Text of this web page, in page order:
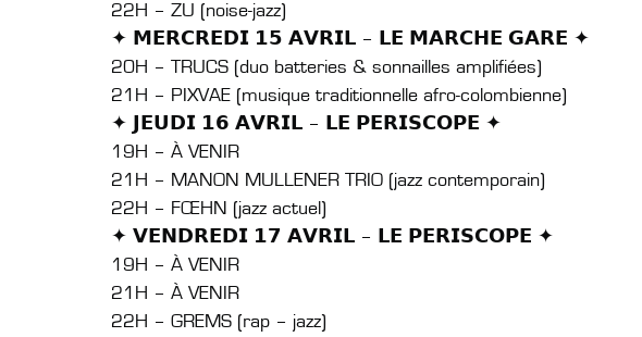
22H – ZU (noise-jazz)
✦ 𝗠𝗘𝗥𝗖𝗥𝗘𝗗𝗜 𝟭𝟱 𝗔𝗩𝗥𝗜𝗟 – 𝗟𝗘 𝗠𝗔𝗥𝗖𝗛𝗘 𝗚𝗔𝗥𝗘 ✦
20H – TRUCS (duo batteries & sonnailles amplifiées)
21H – PIXVAE (musique traditionnelle afro-colombienne)
✦ 𝗝𝗘𝗨𝗗𝗜 𝟭𝟲 𝗔𝗩𝗥𝗜𝗟 – 𝗟𝗘 𝗣𝗘𝗥𝗜𝗦𝗖𝗢𝗣𝗘 ✦
19H – À VENIR
21H – MANON MULLENER TRIO (jazz contemporain)
22H – FŒHN (jazz actuel)
✦ 𝗩𝗘𝗡𝗗𝗥𝗘𝗗𝗜 𝟭𝟳 𝗔𝗩𝗥𝗜𝗟 – 𝗟𝗘 𝗣𝗘𝗥𝗜𝗦𝗖𝗢𝗣𝗘 ✦
19H – À VENIR
21H – À VENIR
22H – GREMS (rap – jazz)